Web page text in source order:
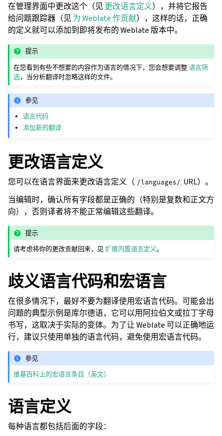
在管理界面中更改这个（见 更改语言定义），并将它报告
给问题跟踪器（见 为 Weblate 作贡献），这样的话，正确
的定义就可以添加到即将发布的 Weblate 版本中。
提示
在您看到有些不想要的内容作为语言的情况下，您会想要调整语言筛
选，当分析翻译时忽略这样的文件。
参见
语言代码
添加新的翻译
更改语言定义
您可以在语言界面来更改语言定义（ /languages/ URL）。
当编辑时，确认所有字段都是正确的（特别是复数和正文方
向），否则译者将不能正常编辑这些翻译。
提示
请考虑将你的更改贡献回来，见扩展内置语言定义。
歧义语言代码和宏语言
在很多情况下，最好不要为翻译使用宏语言代码。可能会出
问题的典型示例是库尔德语，它可以用阿拉伯文或拉丁字母
书写，这取决于实际的变体。为了让 Weblate 可以正确地运
行，建议只使用单独的语言代码，避免使用宏语言代码。
参见
维基百科上的宏语言条目（英文）
语言定义
每种语言都包括后面的字段：